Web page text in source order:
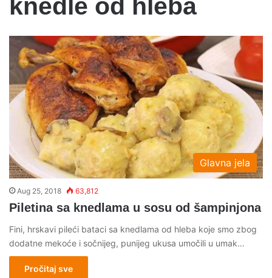
knedle od hleba
Glavna jela
Aug 25, 2018 63,812
Piletina sa knedlama u sosu od šampinjona
Fini, hrskavi pileći bataci sa knedlama od hleba koje smo zbog
dodatne mekoće i sočnijeg, punijeg ukusa umočili u umak…
Pročitaj sve